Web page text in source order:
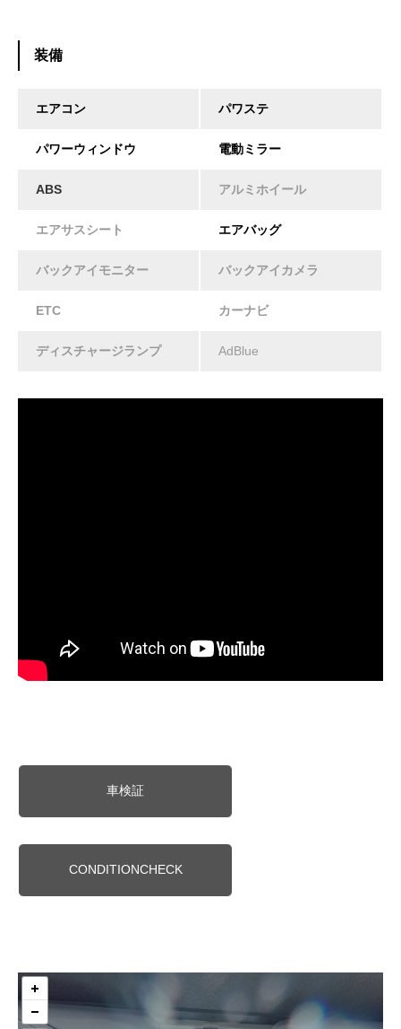
装備
エアコン パワステ
パワーウィンドウ 電動ミラー
ABS アルミホイール
エアサスシート エアバッグ
バックアイモニター バックアイカメラ
ETC カーナビ
ディスチャージランプ AdBlue
車検証
CONDITIONCHECK